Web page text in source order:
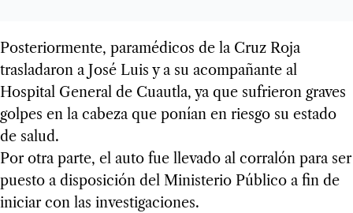
Posteriormente, paramédicos de la Cruz Roja
trasladaron a José Luis y a su acompañante al
Hospital General de Cuautla, ya que sufrieron graves
golpes en la cabeza que ponían en riesgo su estado
de salud.
Por otra parte, el auto fue llevado al corralón para ser
puesto a disposición del Ministerio Público a fin de
iniciar con las investigaciones.